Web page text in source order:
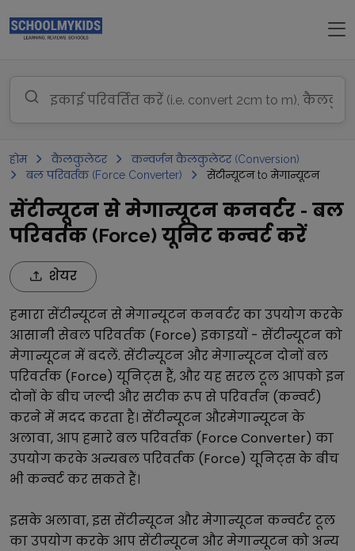
होम कैलकुलेटर
कन्वर्जन कैलकुलेटर (Conversion)
बल परिवर्तक (Force Converter)
सेंटीन्यूटन to मेगान्यूटन
सेंटीन्यूटन से मेगान्यूटन कनवर्टर - बल
परिवर्तक (Force) यूनिट कन्वर्ट करें
शेयर
हमारासेंटीन्यूटनसेमेगान्यूटनकनवर्टर का उपयोग करके
आसानी सेबल परिवर्तक (Force) इकाइयों - सेंटीन्यूटनको
मेगान्यूटनमें बदलें. सेंटीन्यूटन औरमेगान्यूटनदोनोंबल
परिवर्तक (Force) यूनिट्स हैं, और यह सरल टूल आपको इन
दोनों के बीच जल्दी और सटीक रूप से परिवर्तन (कन्वर्ट)
करने में मदद करता है। सेंटीन्यूटन औरमेगान्यूटनके
अलावा, आप हमारेबल परिवर्तक (Force Converter) का
उपयोग करके अन्यबल परिवर्तक (Force) यूनिट्स के बीच
भी कन्वर्ट कर सकते हैं।
इसके अलावा, इससेंटीन्यूटन औरमेगान्यूटनकन्वर्टर टूल
का उपयोग करके आपसेंटीन्यूटन औरमेगान्यूटनको अन्य